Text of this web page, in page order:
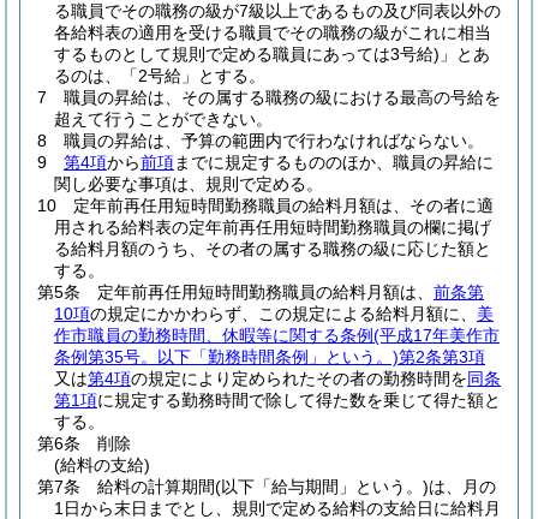
る職員でその職務の級が7級以上であるもの及び同表以外の
各給料表の適用を受ける職員でその職務の級がこれに相当
するものとして規則で定める職員にあっては3号給) 」とあ
るのは、「2号給」とする。
7
職員の昇給は、その属する職務の級における最高の号給を
超えて行うことができない。
8
職員の昇給は、予算の範囲内で行わなければならない。
9
第4項から前項までに規定するもののほか、職員の昇給に
関し必要な事項は、規則で定める。
10
定年前再任用短時間勤務職員の給料月額は、その者に適
用される給料表の定年前再任用短時間勤務職員の欄に掲げ
る給料月額のうち、その者の属する職務の級に応じた額と
する。
第5条
定年前再任用短時間勤務職員の給料月額は、 前条第
10項の規定にかかわらず、この規定による給料月額に、 美
作市職員の勤務時間、休暇等に関する条例(平成17年美作市
条例第35号。以下「勤務時間条例」という。)第2条第3項
又は第4項の規定により定められたその者の勤務時間を同条
第1項に規定する勤務時間で除して得た数を乗じて得た額と
する。
第6条
削除
(給料の支給)
第7条
給料の計算期間(以下「給与期間」という。)は、月の
1日から末日までとし、規則で定める給料の支給日に給料月